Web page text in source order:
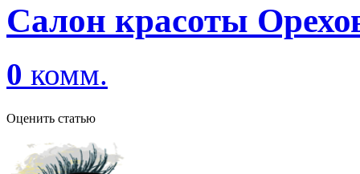
Салон красоты
0 комм.
Оценить статью